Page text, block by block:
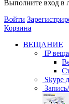
Выполните вход в
Войти
Корзина
ВЕЩАНИЕ
IP
Skype